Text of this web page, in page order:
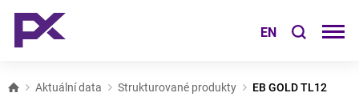
EN
Aktuální data Strukturované produkty EB GOLD TL12